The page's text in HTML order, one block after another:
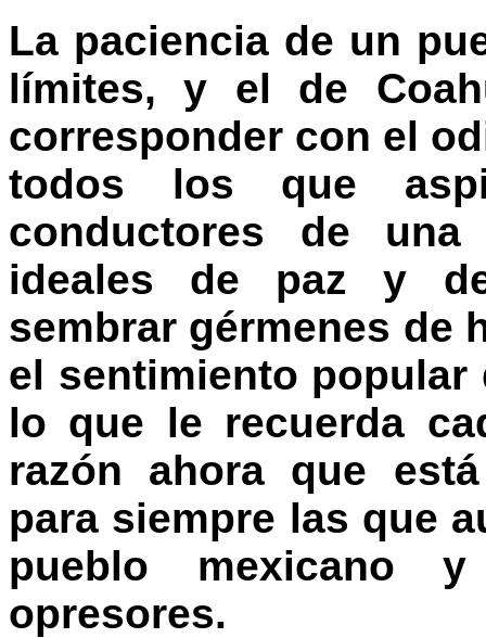
La paciencia de un
límites, y el de
corresponder con el
todos los que
conductores de
ideales de paz y
sembrar gérmenes de
el sentimiento popular
lo que le recuerda
razón ahora que
para siempre las que
pueblo mexicano
opresores.